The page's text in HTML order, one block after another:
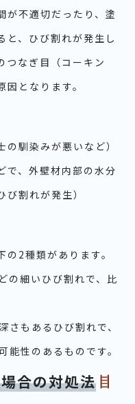
が不適切だったり、塗
と、ひび割れが発生し
つなぎ目（コーキン
となります。
馴染みが悪いなど）
で、外壁材内部の水分
割れが発生）
2種類があります。
の細いひび割れで、比
さもあるひび割れで、
能性のあるものです。
合の対処法